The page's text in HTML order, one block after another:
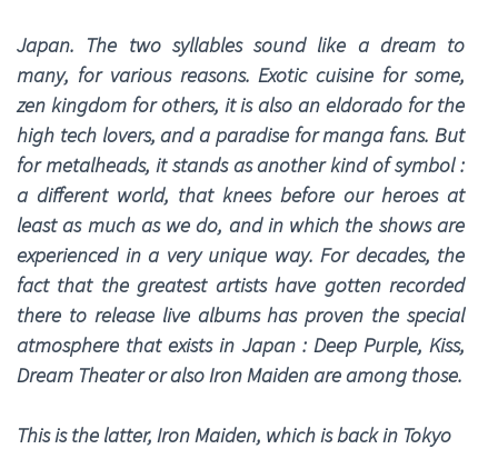
Japan. The two syllables sound like a dream to
many, for various reasons. Exotic cuisine for some,
zen kingdom for others, it is also an eldorado for the
high tech lovers, and a paradise for manga fans. But
for metalheads, it stands as another kind of symbol :
a different world, that knees before our heroes at
least as much as we do, and in which the shows are
experienced in a very unique way. For decades, the
fact that the greatest artists have gotten recorded
there to release live albums has proven the special
atmosphere that exists in Japan : Deep Purple, Kiss,
Dream Theater or also Iron Maiden are among those.
This is the latter, Iron Maiden, which is back in Tokyo